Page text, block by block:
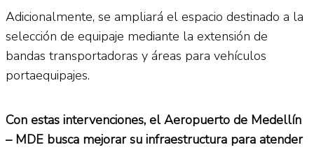
Adicionalmente, se ampliará el espacio destinado a la
selección de equipaje mediante la extensión de
bandas transportadoras y áreas para vehículos
portaequipajes.
Con estas intervenciones, el Aeropuerto de Medellín
– MDE busca mejorar su infraestructura para atender